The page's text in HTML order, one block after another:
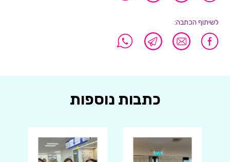
לשיתוף הכתבה:
כתבות נוספות